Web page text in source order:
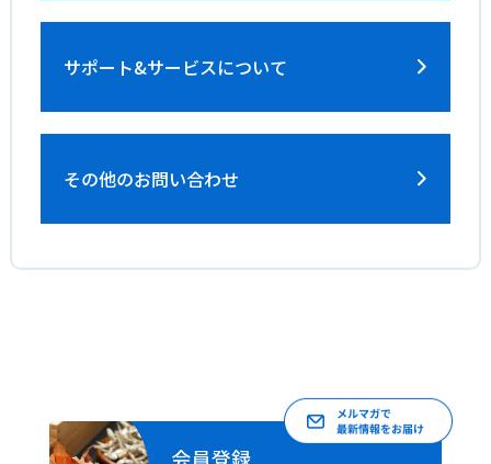
サポート&サービスについて
その他のお問い合わせ